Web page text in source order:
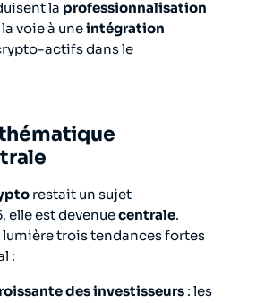
la professionnalisation
voie à uneintégration
actifs dans le
restait un sujet
elle est devenuecentrale.
lumière trois tendances fortes
:
des investisseurs : les